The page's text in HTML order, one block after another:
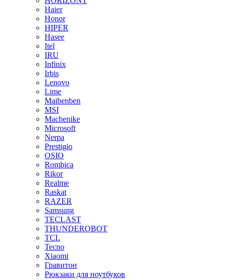
Haier
Honor
HIPER
Hasee
Itel
IRU
Infinix
Irbis
Lenovo
Lime
Maibenben
MSI
Machenike
Microsoft
Nerpa
Prestigio
OSIO
Rombica
Rikor
Realme
Raskat
RAZER
Samsung
TECLAST
THUNDEROBOT
TCL
Tecno
Xiaomi
Гравитон
Рюкзаки для ноутбуков